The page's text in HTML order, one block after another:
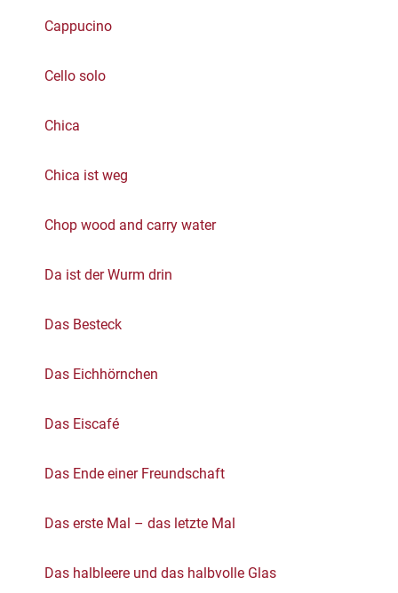
Cappucino
Cello solo
Chica
Chica ist weg
Chop wood and carry water
Da ist der Wurm drin
Das Besteck
Das Eichhörnchen
Das Eiscafé
Das Ende einer Freundschaft
Das erste Mal – das letzte Mal
Das halbleere und das halbvolle Glas